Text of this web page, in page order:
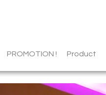
PROMOTION ! Product